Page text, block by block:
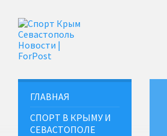
ГЛАВНАЯ
СПОРТ В КРЫМУ И
СЕВАСТОПОЛЕ